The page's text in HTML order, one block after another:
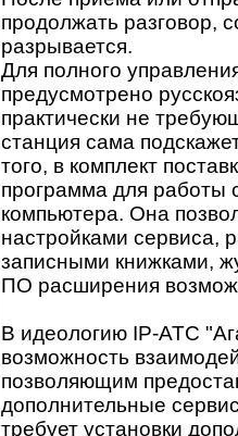
продолжать разговор,
разрывается.
Для полного
предусмотрено
практически не
станция сама
того, в комплект
программа для работы
компьютера. Она
настройками сервиса,
записными книжками,
ПО расширения
В идеологию IP-АТС
возможность
позволяющим
дополнительные
требует установки